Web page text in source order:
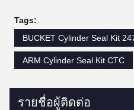
Tags:
BUCKET Cylinder Seal Kit
ARM Cylinder Seal Kit CTC
รายชื่อผู้ติดต่อ